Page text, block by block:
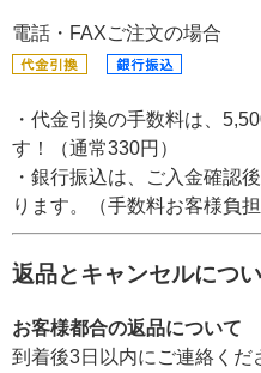
電話・FAXご注文の場合
・代金引換の手数料は、
す！（通常330円）
・銀行振込は、ご入金確認
ります。（手数料お客様負担
返品とキャンセルにつ
お客様都合の返品について
到着後3日以内にご連絡くだ